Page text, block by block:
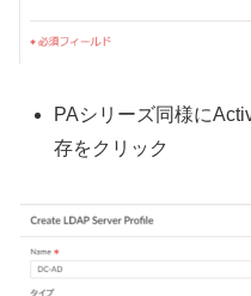
PAシリーズ同様に
存をクリック